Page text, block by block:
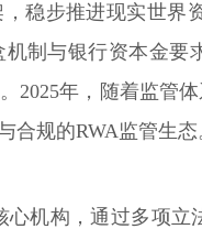
稳步推进现实世界
制与银行资本金要
2025年，随着监管
规的RWA监管生态
机构，通过多项立